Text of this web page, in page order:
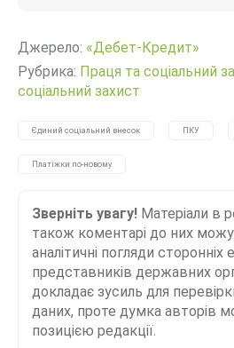
Джерело: «Дебет-Кредит»
Рубрика: Праця та соціальний
соціальний захист
Єдиний соціальний внесок ПКУ
Платіжки по-новому
Зверніть увагу! Матеріали в
також коментарі до них
аналітичні погляди сторонніх
представників державних
докладає зусиль для
даних, проте думка авторів
позицією редакції.